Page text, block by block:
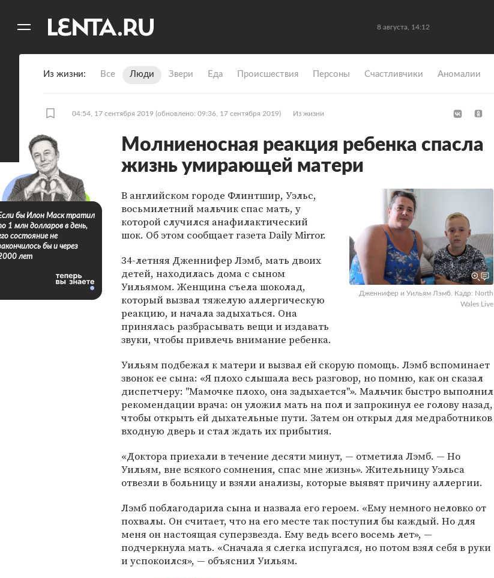
8 августа, 14:12
Из жизни Все Люди Звери Еда Происшествия Персоны Счастливчики Аномалии
04:54, 17 сентября 2019 (обновлено: 09:36, 17 сентября 2019) Из жизни
Молниеносная реакция ребенка спасла
жизнь умирающей матери
Дженнифер и Уильям Лэмб. Кадр: North
Wales Live
В английском городе Флинтшир, Уэльс,
восьмилетний мальчик спас мать, у
которой случился анафилактический
шок. Об этом сообщает газета Daily Mirror.
34-летняя Дженнифер Лэмб, мать двоих
детей, находилась дома с сыном
Уильямом. Женщина съела шоколад,
который вызвал тяжелую аллергическую
реакцию, и начала задыхаться. Она
принялась разбрасывать вещи и издавать
звуки, чтобы привлечь внимание ребенка.
Уильям подбежал к матери и вызвал ей скорую помощь. Лэмб вспоминает
звонок ее сына: «Я плохо слышала весь разговор, но помню, как он сказал
диспетчеру: "Мамочке плохо, она задыхается"». Мальчик быстро выполнил
рекомендации врача: он уложил мать на пол и запрокинул ее голову назад,
чтобы открыть ей дыхательные пути. Затем он открыл для медработников
входную дверь и стал ждать их прибытия.
«Доктора приехали в течение десяти минут, — отметила Лэмб. — Но
Уильям, вне всякого сомнения, спас мне жизнь». Жительницу Уэльса
отвезли в больницу и взяли анализы, которые выявят причину аллергии.
Лэмб поблагодарила сына и назвала его героем. «Ему немного неловко от
похвалы. Он считает, что на его месте так поступил бы каждый. Но для
меня он настоящая суперзвезда. Ему ведь всего восемь лет», —
подчеркнула мать. «Сначала я слегка испугался, но потом взял себя в руки
и успокоился», — объяснил Уильям.
бы Илон Маск тратил
1 млн долларов в день,
состояние не
бы и через
лет